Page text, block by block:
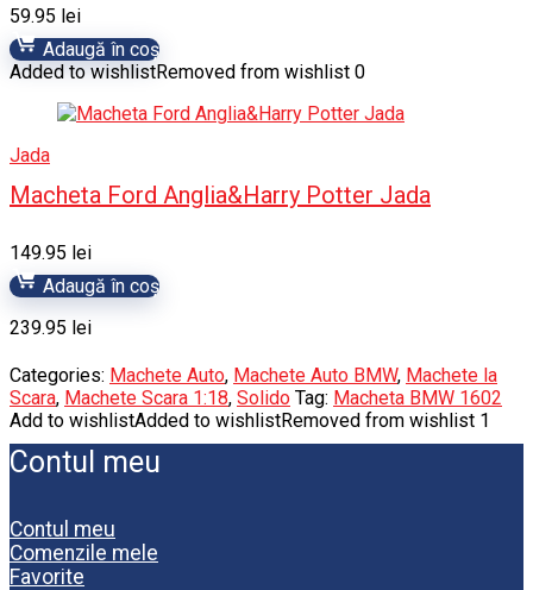
59.95 lei
Adaugă în coș
Added to wishlistRemoved from wishlist 0
Jada
Macheta Ford Anglia&Harry Potter Jada
149.95 lei
Adaugă în coș
239.95 lei
Categories: Machete Auto, Machete Auto BMW, Machete la
Scara, Machete Scara 1:18, Solido Tag: Macheta BMW 1602
Add to wishlistAdded to wishlistRemoved from wishlist 1
Contul meu
Contul meu
Comenzile mele
Favorite